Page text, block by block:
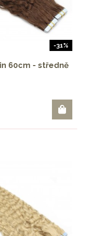
-31%
60cm - středně